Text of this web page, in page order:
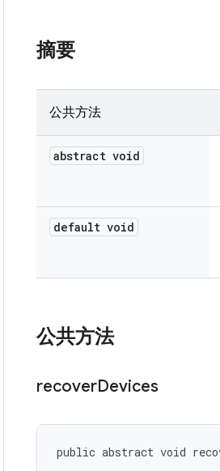
摘要
公共方法
abstract void
default void
公共方法
recoverDevices
public abstract void